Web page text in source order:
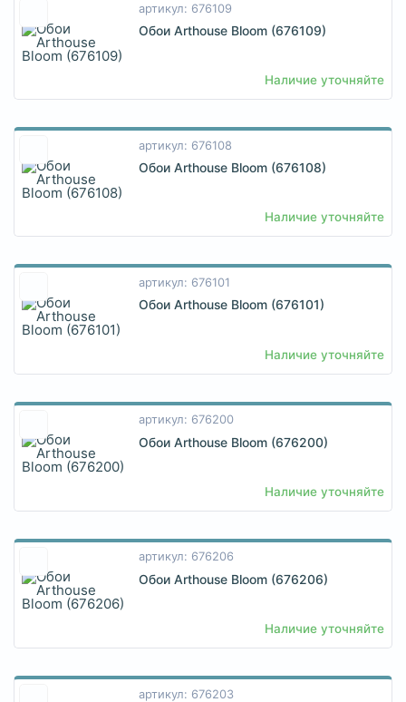
артикул: 676109
Обои Arthouse Bloom (676109)
Наличие уточняйте
артикул: 676108
Обои Arthouse Bloom (676108)
Наличие уточняйте
артикул: 676101
Обои Arthouse Bloom (676101)
Наличие уточняйте
артикул: 676200
Обои Arthouse Bloom (676200)
Наличие уточняйте
артикул: 676206
Обои Arthouse Bloom (676206)
Наличие уточняйте
артикул: 676203